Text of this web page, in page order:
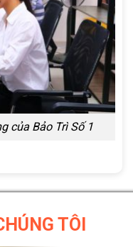
của Bảo Trì Số 1
TÔI